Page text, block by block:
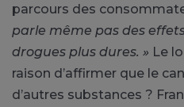
parcours des
parle même pas des
drogues plus dures. » Le
raison d’affirmer que le
d’autres substances ?